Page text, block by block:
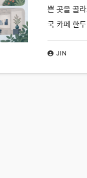
JIN
쁜 곳을 골
국 카페 한